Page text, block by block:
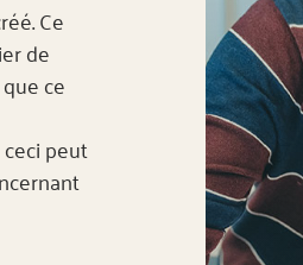
Ce
de
ce
peut